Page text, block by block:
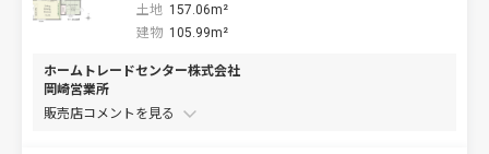
土地 157.06m²
建物 105.99m²
ホームトレードセンター株式会社
岡崎営業所
販売店コメントを